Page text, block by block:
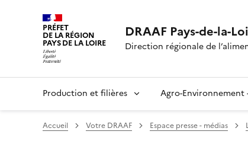
PRÉFET
DE LA RÉGION
PAYS DE LA LOIRE
DRAAF Pays-de-la-
Direction régionale de
Production et filières Agro-Environnement
Accueil Votre DRAAF Espace presse - médias